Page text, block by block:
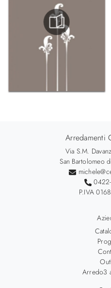
Arredamenti
Via S.M.
San Bartolomeo
P.IVA
Arredo3